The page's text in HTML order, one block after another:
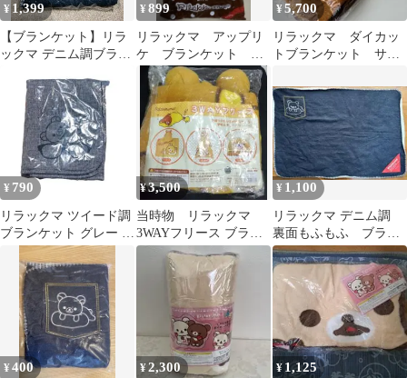
¥ 1,399
【ブランケット】リラ
ックマ デニム調ブラン
¥899
リラックマ アップリ
ケ ブランケット ネ
ックウォーマー付き
¥5,700
リラックマ ダイカッ
トブランケット サン
¥ 790
リラックマ ツイード調
ブランケット グレー 未
開封未使用品 2018年製
¥3,500
当時物 リラックマ
3WAYフリース ブラン
ケット ポンチョ クッシ
¥ 1,100
リラックマ デニム調
裏面もふもふ ブラン
ケット 厚手
¥400 ¥2,300 ¥ 1,125